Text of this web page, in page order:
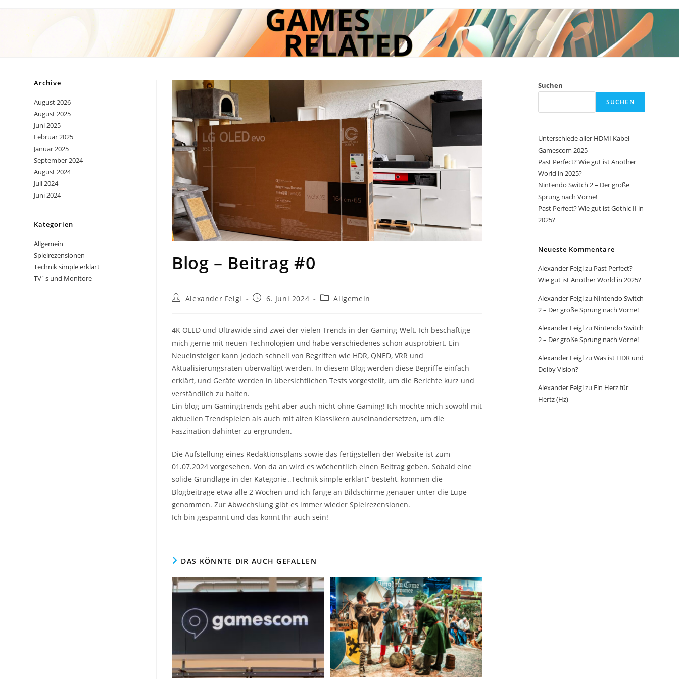
springen
Blog – Beitrag #0
Beitrags-
Alexander Feigl
Beitrag6. Juni 2024
Beitrags-
Allgemein
4K OLED und Ultrawide sind zwei der vielen Trends in der Gaming-Welt. Ich beschäftige
mich gerne mit neuen Technologien und habe verschiedenes schon ausprobiert. Ein
Neueinsteiger kann jedoch schnell von Begriffen wie HDR, QNED, VRR und
Aktualisierungsraten überwältigt werden. In diesem Blog werden diese Begriffe einfach
erklärt, und Geräte werden in übersichtlichen Tests vorgestellt, um die Berichte kurz und
verständlich zu halten.
Ein blog um Gamingtrends geht aber auch nicht ohne Gaming! Ich möchte mich sowohl mit
aktuellen Trendspielen als auch mit alten Klassikern auseinandersetzen, um die
Faszination dahinter zu ergründen.
Die Aufstellung eines Redaktionsplans sowie das fertigstellen der Website ist zum
01.07.2024 vorgesehen. Von da an wird es wöchentlich einen Beitrag geben. Sobald eine
solide Grundlage in der Kategorie „Technik simple erklärt“ besteht, kommen die
Blogbeiträge etwa alle 2 Wochen und ich fange an Bildschirme genauer unter die Lupe
genommen. Zur Abwechslung gibt es immer wieder Spielrezensionen.
Ich bin gespannt und das könnt Ihr auch sein!
DAS KÖNNTE DIR AUCH GEFALLEN
Archive
August 2026
August 2025
Juni 2025
Februar 2025
Januar 2025
September 2024
August 2024
Juli 2024
Juni 2024
Kategorien
Allgemein
Spielrezensionen
Technik simple erklärt
TV´s und Monitore
Suchen
SUCHEN
Unterschiede aller HDMI Kabel
Gamescom 2025
Past Perfect? Wie gut ist Another
World in 2025?
Nintendo Switch 2 – Der große
Sprung nach Vorne!
Past Perfect? Wie gut ist Gothic II in
2025?
Neueste Kommentare
Alexander Feiglzu Past Perfect?
Wie gut ist Another World in 2025?
Alexander Feiglzu Nintendo Switch
2 – Der große Sprung nach Vorne!
Alexander Feiglzu Nintendo Switch
2 – Der große Sprung nach Vorne!
Alexander Feiglzu Was ist HDR und
Dolby Vision?
Alexander Feiglzu Ein Herz für
Hertz (Hz)